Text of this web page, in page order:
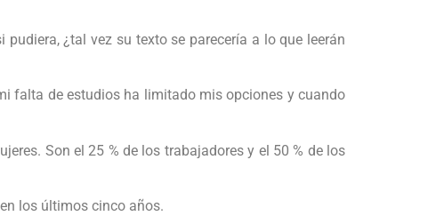
¿tal vez su texto se parecería a lo que leerán
falta de estudios ha limitado mis opciones y cuando
Son el 25 % de los trabajadores y el 50 % de los
los últimos cinco años.